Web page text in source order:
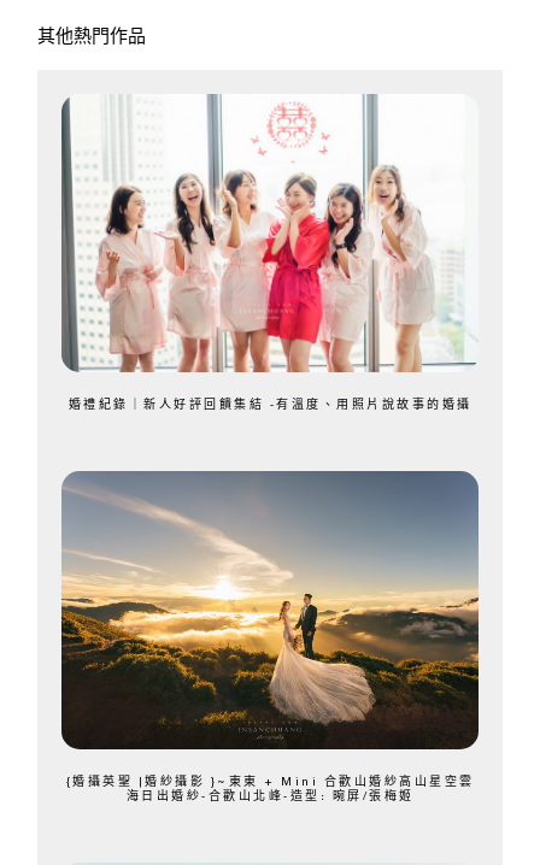
其他熱門作品
婚禮紀錄｜新人好評回饋集結 -有溫度、用照片說故事的婚攝
{婚攝英聖 |婚紗攝影 }~東東 + Mini 合歡山婚紗高山星空雲
海日出婚紗-合歡山北峰-造型: 晼屏/張梅姬